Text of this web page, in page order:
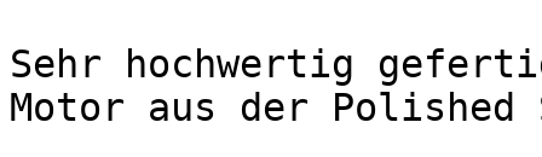
Sehr hochwertig
Motor aus der Polished